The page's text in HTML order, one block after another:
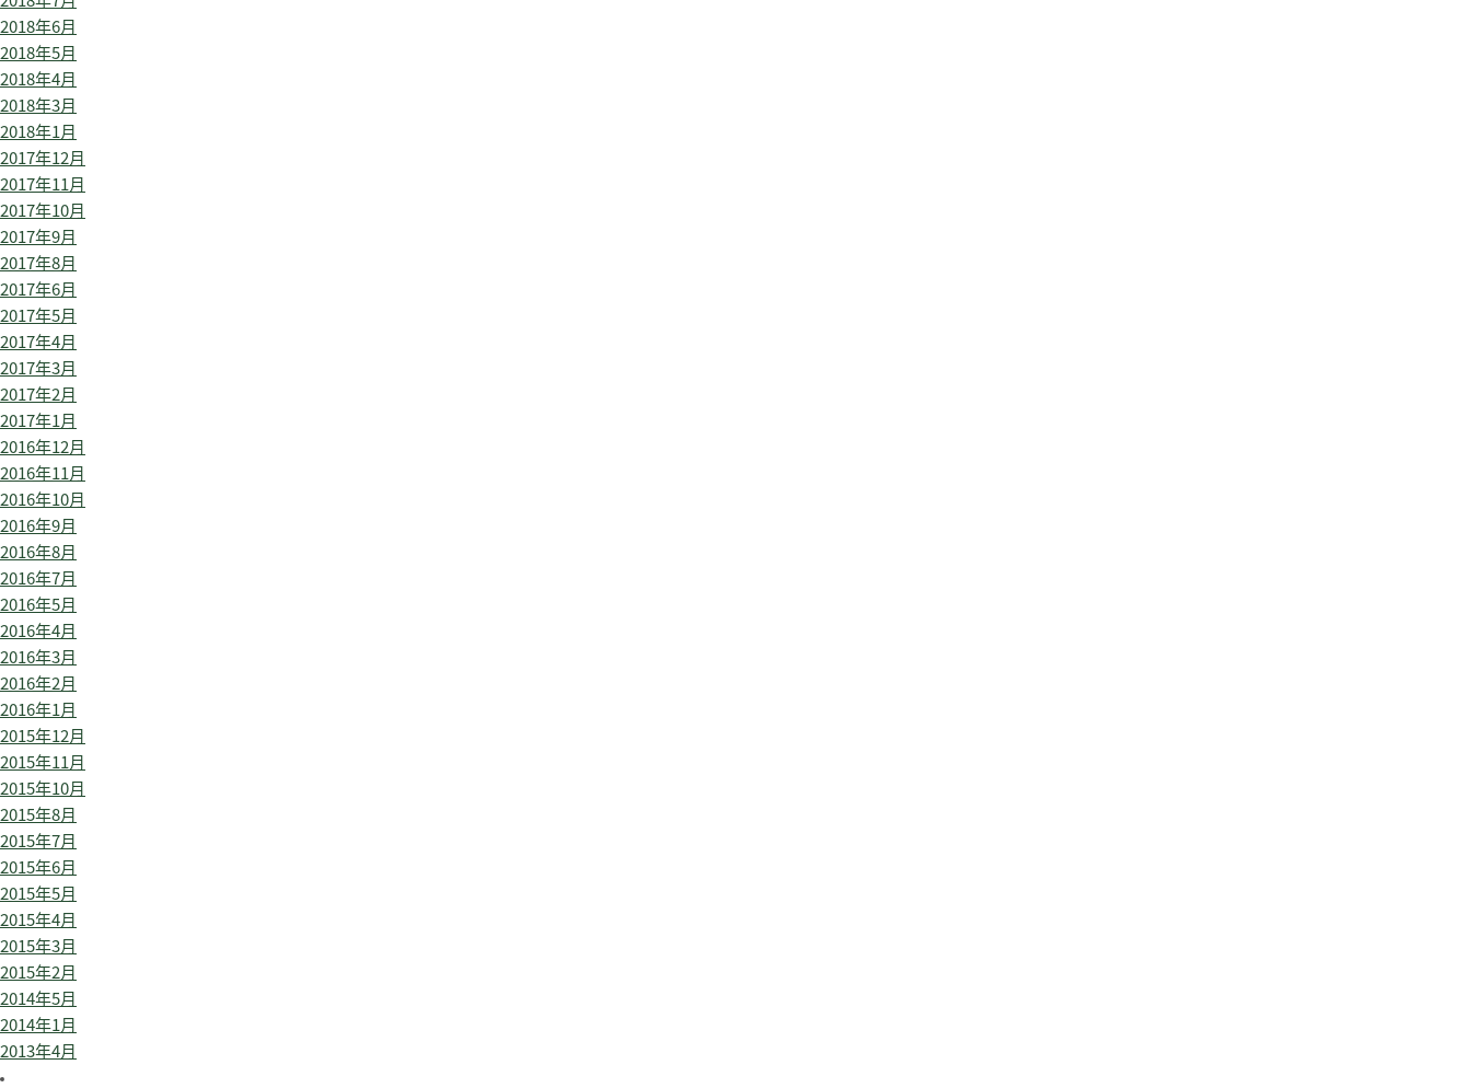
2018年6月
2018年5月
2018年4月
2018年3月
2018年1月
2017年12月
2017年11月
2017年10月
2017年9月
2017年8月
2017年6月
2017年5月
2017年4月
2017年3月
2017年2月
2017年1月
2016年12月
2016年11月
2016年10月
2016年9月
2016年8月
2016年7月
2016年5月
2016年4月
2016年3月
2016年2月
2016年1月
2015年12月
2015年11月
2015年10月
2015年8月
2015年7月
2015年6月
2015年5月
2015年4月
2015年3月
2015年2月
2014年5月
2014年1月
2013年4月